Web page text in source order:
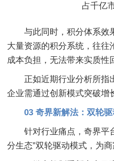
与此同时，积分体系效
大量资源的积分系统，往往
成本负担，无法带来实质性
正如近期行业分析所指
企业需通过创新模式突破增
03 奇界新解法：双轮
针对行业痛点，奇界平
分生态”双轮驱动模式，为